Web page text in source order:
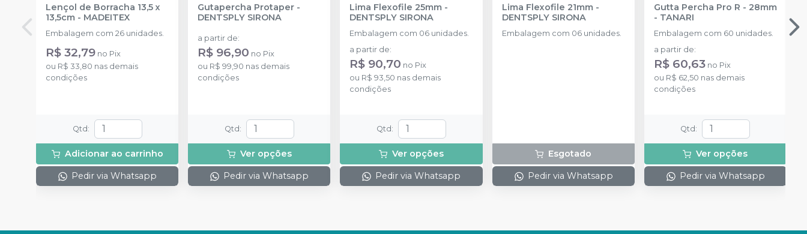
Lençol de Borracha 13,5 x
13,5cm - MADEITEX
Embalagem com 26 unidades.
R$ 32,79 no Pix
ou R$ 33,80 nas demais
condições
Qtd :
Adicionar ao carrinho
Pedir via Whatsapp
Gutapercha Protaper -
DENTSPLY SIRONA
a partir de:
R$ 96,90 no Pix
ou R$ 99,90 nas demais
condições
Qtd :
Ver opções
Pedir via Whatsapp
Lima Flexofile 25mm -
DENTSPLY SIRONA
Embalagem com 06 unidades.
a partir de:
R$ 90,70 no Pix
ou R$ 93,50 nas demais
condições
Qtd :
Ver opções
Pedir via Whatsapp
Lima Flexofile 21mm-
DENTSPLY SIRONA
Embalagem com 06 unidades.
Esgotado
Pedir via Whatsapp
Gutta Percha Pro R - 28mm
- TANARI
Embalagem com 60 unidades.
a partir de:
R$ 60,63 no Pix
ou R$ 62,50 nas demais
condições
Qtd :
Ver opções
Pedir via Whatsapp